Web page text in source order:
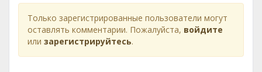
Только зарегистрированные пользователи могут
оставлять комментарии. Пожалуйста, войдите
или зарегистрируйтесь.